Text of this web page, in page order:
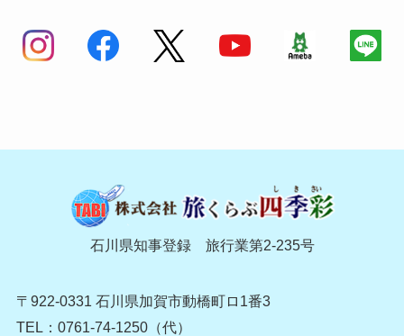
石川県知事登録 旅行業第2-235号
〒922-0331 石川県加賀市動橋町ロ1番3
TEL：0761-74-1250（代）